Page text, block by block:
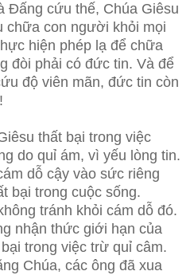
Đấng cứu thế, Chúa Giêsu
chữa con người khỏi mọi
hiện phép lạ để chữa
đòi phải có đức tin. Và để
độ viên mãn, đức tin còn
thất bại trong việc
do quỉ ám, vì yếu lòng tin.
dỗ cậy vào sức riêng
bại trong cuộc sống.
tránh khỏi cám dỗ đó.
nhận thức giới hạn của
trong việc trừ quỉ câm.
Chúa, các ông đã xua